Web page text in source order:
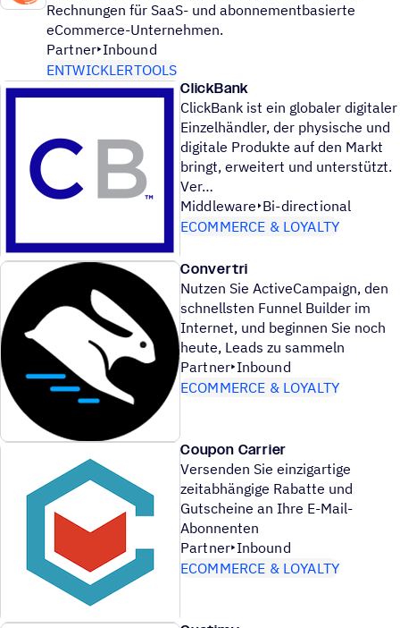
Rechnungen für SaaS- und abonnementbasierte
eCommerce-Unternehmen.
Partner Inbound
ENTWICKLERTOOLS
ClickBank
ClickBank ist ein globaler digitaler
Einzelhändler, der physische und
digitale Produkte auf den Markt
bringt, erweitert und unterstützt.
Ver
Middleware Bi-directional
ECOMMERCE & LOYALTY
Convertri
Nutzen Sie ActiveCampaign, den
schnellsten Funnel Builder im
Internet, und beginnen Sie noch
heute, Leads zu sammeln
Partner Inbound
ECOMMERCE & LOYALTY
Coupon Carrier
Versenden Sie einzigartige
zeitabhängige Rabatte und
Gutscheine an Ihre E-Mail-
Abonnenten
Partner Inbound
ECOMMERCE & LOYALTY